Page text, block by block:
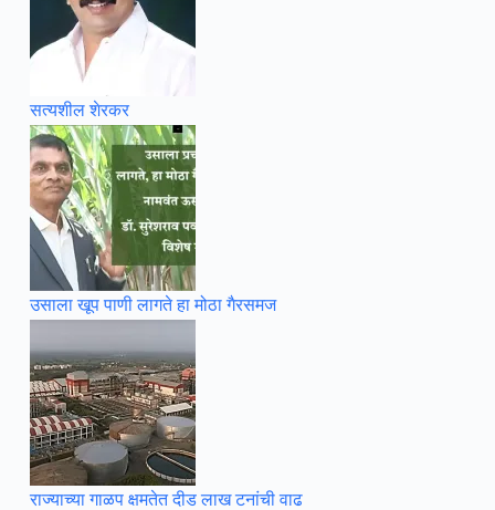
सत्यशील शेरकर
उसाला खूप पाणी लागते हा मोठा गैरसमज
राज्याच्या गाळप क्षमतेत दीड लाख टनांची वाढ